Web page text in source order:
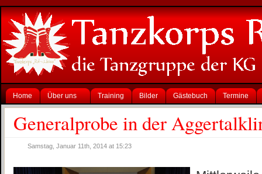
Home Über uns Training Bilder Gästebuch Termine
Generalprobe in der
Samstag, Januar 11th, 2014 at 15:23